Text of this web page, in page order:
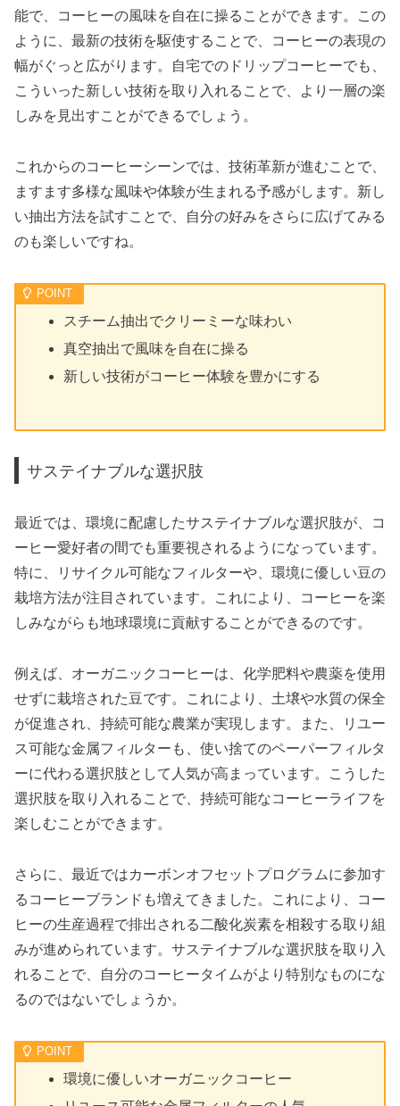
能で、コーヒーの風味を自在に操ることができます。この
ように、最新の技術を駆使することで、コーヒーの表現の
幅がぐっと広がります。自宅でのドリップコーヒーでも、
こういった新しい技術を取り入れることで、より一層の楽
しみを見出すことができるでしょう。
これからのコーヒーシーンでは、技術革新が進むことで、
ますます多様な風味や体験が生まれる予感がします。新し
い抽出方法を試すことで、自分の好みをさらに広げてみる
のも楽しいですね。
スチーム抽出でクリーミーな味わい
真空抽出で風味を自在に操る
新しい技術がコーヒー体験を豊かにする
サステイナブルな選択肢
最近では、環境に配慮したサステイナブルな選択肢が、コ
ーヒー愛好者の間でも重要視されるようになっています。
特に、リサイクル可能なフィルターや、環境に優しい豆の
栽培方法が注目されています。これにより、コーヒーを楽
しみながらも地球環境に貢献することができるのです。
例えば、オーガニックコーヒーは、化学肥料や農薬を使用
せずに栽培された豆です。これにより、土壌や水質の保全
が促進され、持続可能な農業が実現します。また、リユー
ス可能な金属フィルターも、使い捨てのペーパーフィルタ
ーに代わる選択肢として人気が高まっています。こうした
選択肢を取り入れることで、持続可能なコーヒーライフを
楽しむことができます。
さらに、最近ではカーボンオフセットプログラムに参加す
るコーヒーブランドも増えてきました。これにより、コー
ヒーの生産過程で排出される二酸化炭素を相殺する取り組
みが進められています。サステイナブルな選択肢を取り入
れることで、自分のコーヒータイムがより特別なものにな
るのではないでしょうか。
環境に優しいオーガニックコーヒー